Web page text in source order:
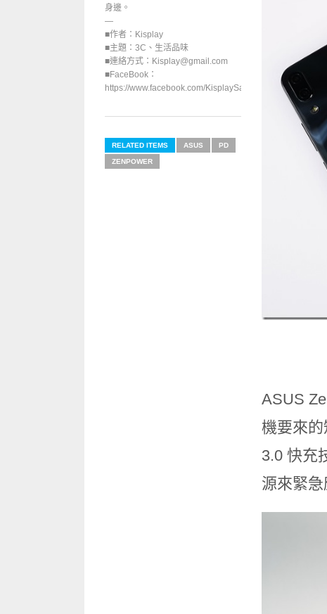
ASUS
機要來
3.0 快充
源來緊急
身邊。
—
■作者：Kisplay
■主題：3C、生活品味
■連絡方式：Kisplay@gmail.com
■FaceBook：
https://www.facebook.com/KisplaySayGoodbuy/
RELATED ITEMS ASUS PD
ZENPOWER